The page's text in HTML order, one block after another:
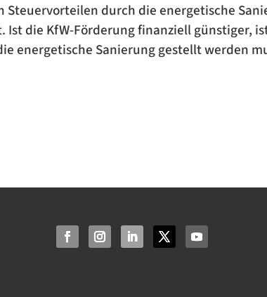
Steuervorteilen durch die energetische
die KfW-Förderung finanziell günstiger,
energetische Sanierung gestellt werden